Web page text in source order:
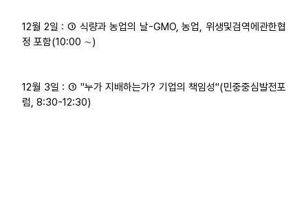
12월 2일 : ① 식량과 농업의 날-GMO, 농업, 위생및검역에관한협
정 포함(10:00 ∼)
12월 3일 : ① "누가 지배하는가? 기업의 책임성"(민중중심발전포
럼, 8:30-12:30)